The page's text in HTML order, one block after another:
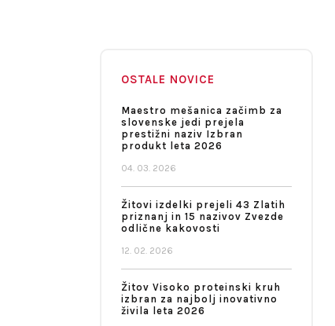
OSTALE NOVICE
Maestro mešanica začimb za
slovenske jedi prejela
prestižni naziv Izbran
produkt leta 2026
04. 03. 2026
Žitovi izdelki prejeli 43 Zlatih
priznanj in 15 nazivov Zvezde
odlične kakovosti
12. 02. 2026
Žitov Visoko proteinski kruh
izbran za najbolj inovativno
živila leta 2026